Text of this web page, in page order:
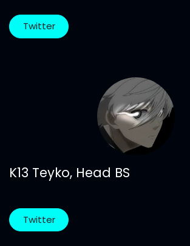
Twitter
K13 Teyko, Head BS
Twitter